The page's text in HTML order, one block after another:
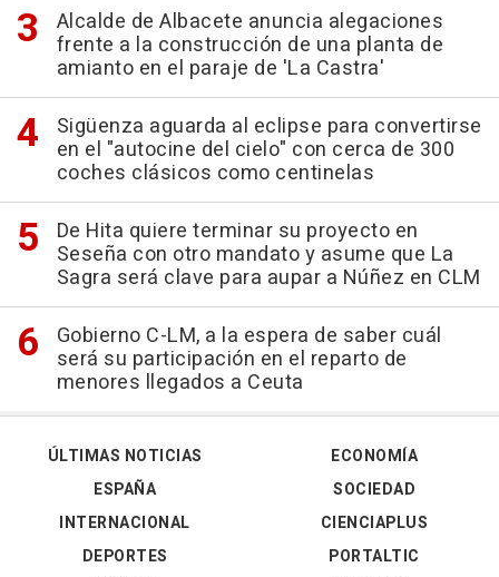
Alcalde de Albacete anuncia alegaciones
frente a la construcción de una planta de
amianto en el paraje de 'La Castra'
Sigüenza aguarda al eclipse para convertirse
en el "autocine del cielo" con cerca de 300
coches clásicos como centinelas
De Hita quiere terminar su proyecto en
Seseña con otro mandato y asume que La
Sagra será clave para aupar a Núñez en CLM
Gobierno C-LM, a la espera de saber cuál
será su participación en el reparto de
menores llegados a Ceuta
ÚLTIMAS NOTICIAS
ESPAÑA
INTERNACIONAL
DEPORTES
ECONOMÍA
SOCIEDAD
CIENCIAPLUS
PORTALTIC